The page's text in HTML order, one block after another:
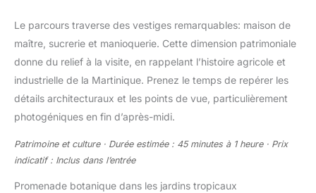
Le parcours traverse des vestiges remarquables: maison de
maître, sucrerie et manioquerie. Cette dimension patrimoniale
donne du relief à la visite, en rappelant l’histoire agricole et
industrielle de la Martinique. Prenez le temps de repérer les
détails architecturaux et les points de vue, particulièrement
photogéniques en fin d’après-midi.
Patrimoine et culture · Durée estimée : 45 minutes à 1 heure · Prix
indicatif : Inclus dans l’entrée
Promenade botanique dans les jardins tropicaux